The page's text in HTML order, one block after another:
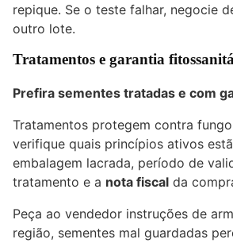
repique. Se o teste falhar, negocie
outro lote.
Tratamentos e garantia
Prefira sementes tratadas e com
Tratamentos protegem contra
verifique quais princípios ativos
embalagem lacrada, período de
tratamento e a nota fiscal da
Peça ao vendedor instruções de
região, sementes mal guardadas